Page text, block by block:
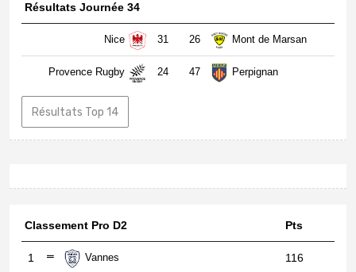
Résultats Journée 34
Nice 31 26 Mont de Marsan
Provence Rugby 24 47 Perpignan
Résultats Top 14
Classement Pro D2 Pts
1 Vannes 116